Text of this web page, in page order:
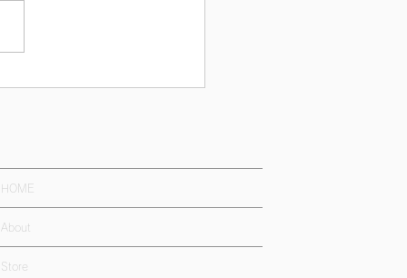
HOME
About
Store